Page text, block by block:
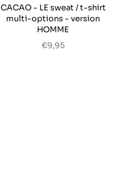
CACAO - LE sweat / t-shirt
multi-options - version
HOMME
€9,95